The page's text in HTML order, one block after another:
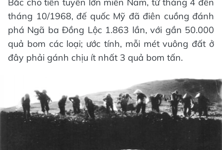
tháng 10/1968, đế quốc Mỹ đã điên cuồng đánh
phá Ngã ba Đồng Lộc 1.863 lần, với gần 50.000
quả bom các loại; ước tính, mỗi mét vuông đất ở
đây phải gánh chịu ít nhất 3 quả bom tấn.